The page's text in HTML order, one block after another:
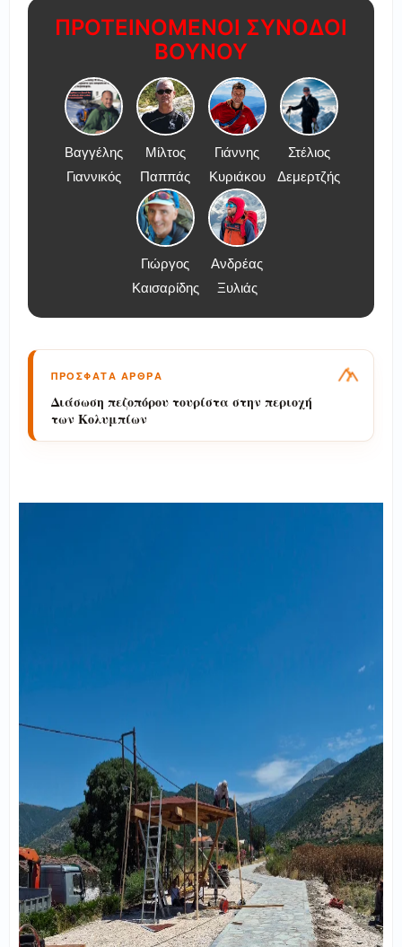
ΠΡΟΤΕΙΝΟΜΕΝΟΙ ΣΥΝΟΔΟΙ
ΒΟΥΝΟΥ
Βαγγέλης
Γιαννικός
Μίλτος
Παππάς
Γιάννης
Κυριάκου
Στέλιος
Δεμερτζής
Γιώργος
Καισαρίδης
Ανδρέας
Ξυλιάς
ΠΡΟΣΦΑΤΑ ΑΡΘΡΑ
Επιχείρηση της 5ης ΕΜΑΚ στο Φαράγγι του
Βίκου: Τραυματίστηκε 51χρονος αλλοδαπός